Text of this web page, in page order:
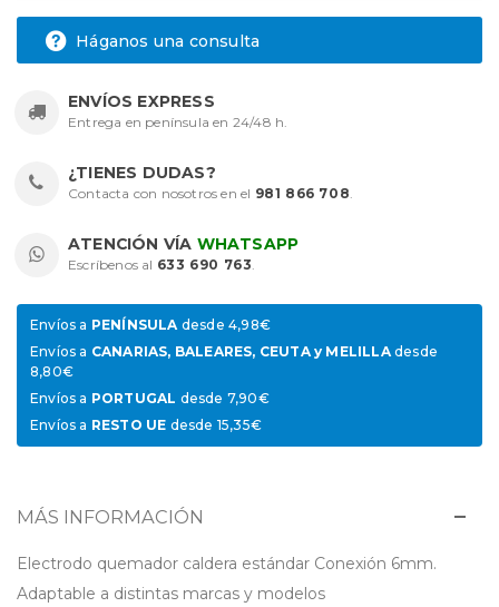
Háganos una consulta
ENVÍOS EXPRESS
Entrega en península en 24/48 h.
¿TIENES DUDAS?
Contacta con nosotros en el 981 866 708.
ATENCIÓN VÍA WHATSAPP
Escríbenos al 633 690 763.
Envíos a PENÍNSULAdesde 4,98€
Envíos a CANARIAS, BALEARES, CEUTA y MELILLAdesde
8,80€
Envíos a PORTUGAL desde 7,90€
Envíos a RESTO UE desde 15,35€
MÁS INFORMACIÓN
Electrodo quemador caldera estándar Conexión 6mm.
Adaptable a distintas marcas y modelos